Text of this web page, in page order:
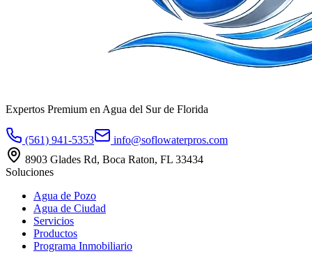
Expertos Premium en Agua del Sur de Florida
(561) 941-5353
info@soflowaterpros.com
8903 Glades Rd, Boca Raton, FL 33434
Soluciones
Agua de Pozo
Agua de Ciudad
Servicios
Productos
Programa Inmobiliario